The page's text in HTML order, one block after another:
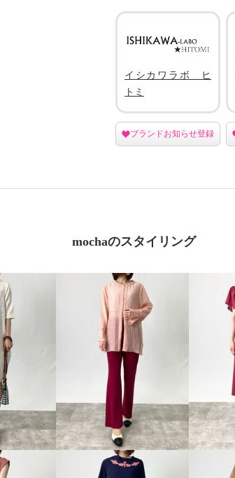
イシカワラボ ヒ
トミ
ブランドお知らせ登録
mochaのスタイリング